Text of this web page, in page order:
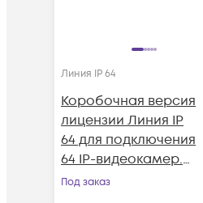
Линия IP 64
Коробочная версия
лицензии Линия IP
64 для подключения
64 IP-видеокамер.
Количество
Под заказ